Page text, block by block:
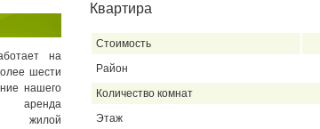
на
шести
нашего
жилой
Квартира
Стоимость
Район
Количество комнат
Этаж